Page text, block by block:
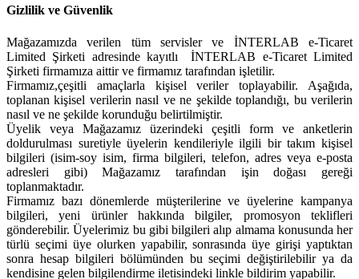
Gizlilik ve Güvenlik
Mağazamızda verilen tüm servisler ve İNTERLAB e-Ticaret
Limited Şirketi adresinde kayıtlı İNTERLAB e-Ticaret Limited
Şirketi firmamıza aittir ve firmamız tarafından işletilir.
Firmamız,çeşitli amaçlarla kişisel veriler toplayabilir. Aşağıda,
toplanan kişisel verilerin nasıl ve ne şekilde toplandığı, bu verilerin
nasıl ve ne şekilde korunduğu belirtilmiştir.
Üyelik veya Mağazamız üzerindeki çeşitli form ve anketlerin
doldurulması suretiyle üyelerin kendileriyle ilgili bir takım kişisel
bilgileri (isim-soy isim, firma bilgileri, telefon, adres veya e-posta
adresleri gibi) Mağazamız tarafından işin doğası gereği
toplanmaktadır.
Firmamız bazı dönemlerde müşterilerine ve üyelerine kampanya
bilgileri, yeni ürünler hakkında bilgiler, promosyon teklifleri
gönderebilir. Üyelerimiz bu gibi bilgileri alıp almama konusunda her
türlü seçimi üye olurken yapabilir, sonrasında üye girişi yaptıktan
sonra hesap bilgileri bölümünden bu seçimi değiştirilebilir ya da
kendisine gelen bilgilendirme iletisindeki linkle bildirim yapabilir.